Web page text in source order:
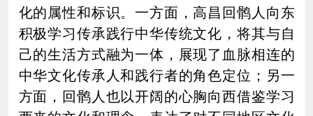
化的属性和标识。一方面，高昌回鹘人向东
积极学习传承践行中华传统文化，将其与自
己的生活方式融为一体，展现了血脉相连的
中华文化传承人和践行者的角色定位；另一
方面，回鹘人也以开阔的心胸向西借鉴学习